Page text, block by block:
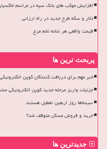
افزایش موکب های بانک سپه در مراسم خاکسپاری
دلار و سکه طرح جدید در راه ارزانی
قیمت واقعی هر شانه تخم مرغ
پربحث ترین ها
خبر مهم برای دریافت کنندگان کوپن الکترونیکی
جزئیات واریز مرحله جدید کوپن الکترونیکی
سینماها روز اربعین تعطیل هستند
خرید و فروش مسکن متوقف شد؟
جدیدترین ها